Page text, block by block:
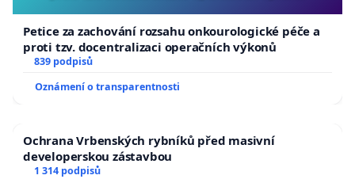
Petice za zachování rozsahu onkourologické péče a
proti tzv. docentralizaci operačních výkonů
839 podpisů
Oznámení o transparentnosti
Ochrana Vrbenských rybníků před masivní
developerskou zástavbou
1 314 podpisů